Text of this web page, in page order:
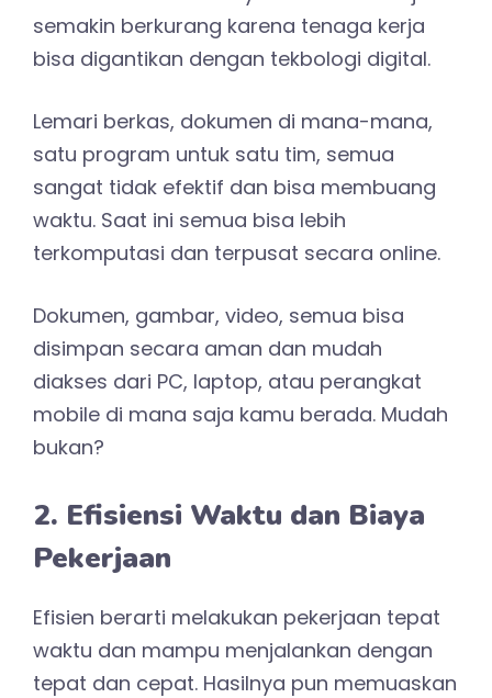
semakin berkurang karena tenaga kerja
bisa digantikan dengan tekbologi digital.
Lemari berkas, dokumen di mana-mana,
satu program untuk satu tim, semua
sangat tidak efektif dan bisa membuang
waktu. Saat ini semua bisa lebih
terkomputasi dan terpusat secara online.
Dokumen, gambar, video, semua bisa
disimpan secara aman dan mudah
diakses dari PC, laptop, atau perangkat
mobile di mana saja kamu berada. Mudah
bukan?
2. Efisiensi Waktu dan Biaya
Pekerjaan
Efisien berarti melakukan pekerjaan tepat
waktu dan mampu menjalankan dengan
tepat dan cepat. Hasilnya pun memuaskan